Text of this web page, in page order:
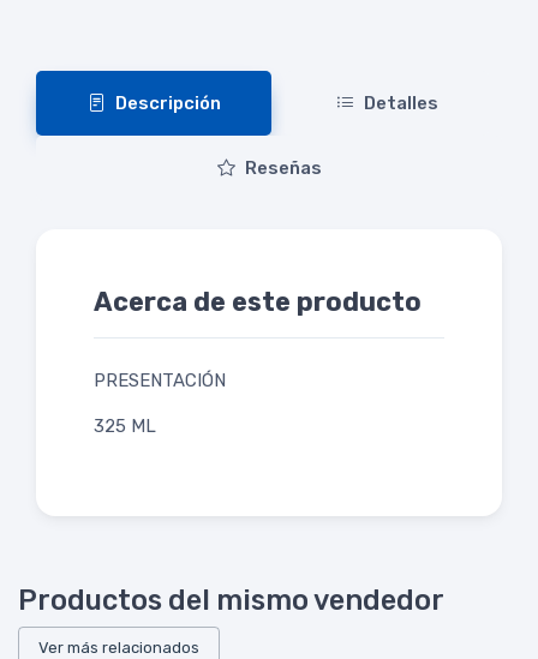
Descripción Detalles
Reseñas
Acerca de este producto
PRESENTACIÓN
325 ML
Productos del mismo vendedor
Ver más relacionados